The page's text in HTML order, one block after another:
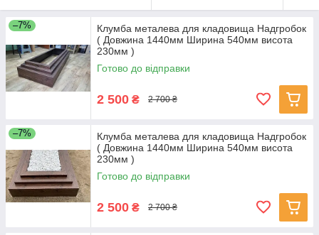
–7%
Клумба металева для кладовища Надгробок
( Довжина 1440мм Ширина 540мм висота
230мм )
Готово до відправки
2 500 ₴ 2 700 ₴
–7%
Клумба металева для кладовища Надгробок
( Довжина 1440мм Ширина 540мм висота
230мм )
Готово до відправки
2 500 ₴ 2 700 ₴